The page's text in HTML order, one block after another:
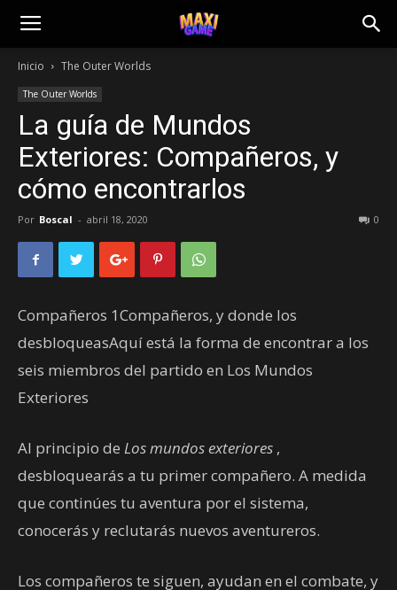
Inicio The Outer Worlds
The Outer Worlds
La guía de Mundos
Exteriores: Compañeros, y
cómo encontrarlos
Por Boscal - abril 18, 2020 0
Compañeros 1Compañeros, y donde los
desbloqueasAquí está la forma de encontrar a los
seis miembros del partido en Los Mundos
Exteriores
Al principio de Los mundos exteriores ,
desbloquearás a tu primer compañero. A medida
que continúes tu aventura por el sistema,
conocerás y reclutarás nuevos aventureros.
Los compañeros te siguen, ayudan en el combate, y